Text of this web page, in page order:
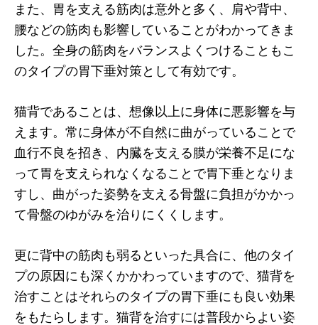
また、胃を支える筋肉は意外と多く、肩や背中、
腰などの筋肉も影響していることがわかってきま
した。全身の筋肉をバランスよくつけることもこ
のタイプの胃下垂対策として有効です。
猫背であることは、想像以上に身体に悪影響を与
えます。常に身体が不自然に曲がっていることで
血行不良を招き、内臓を支える膜が栄養不足にな
って胃を支えられなくなることで胃下垂となりま
すし、曲がった姿勢を支える骨盤に負担がかかっ
て骨盤のゆがみを治りにくくします。
更に背中の筋肉も弱るといった具合に、他のタイ
プの原因にも深くかかわっていますので、猫背を
治すことはそれらのタイプの胃下垂にも良い効果
をもたらします。猫背を治すには普段からよい姿